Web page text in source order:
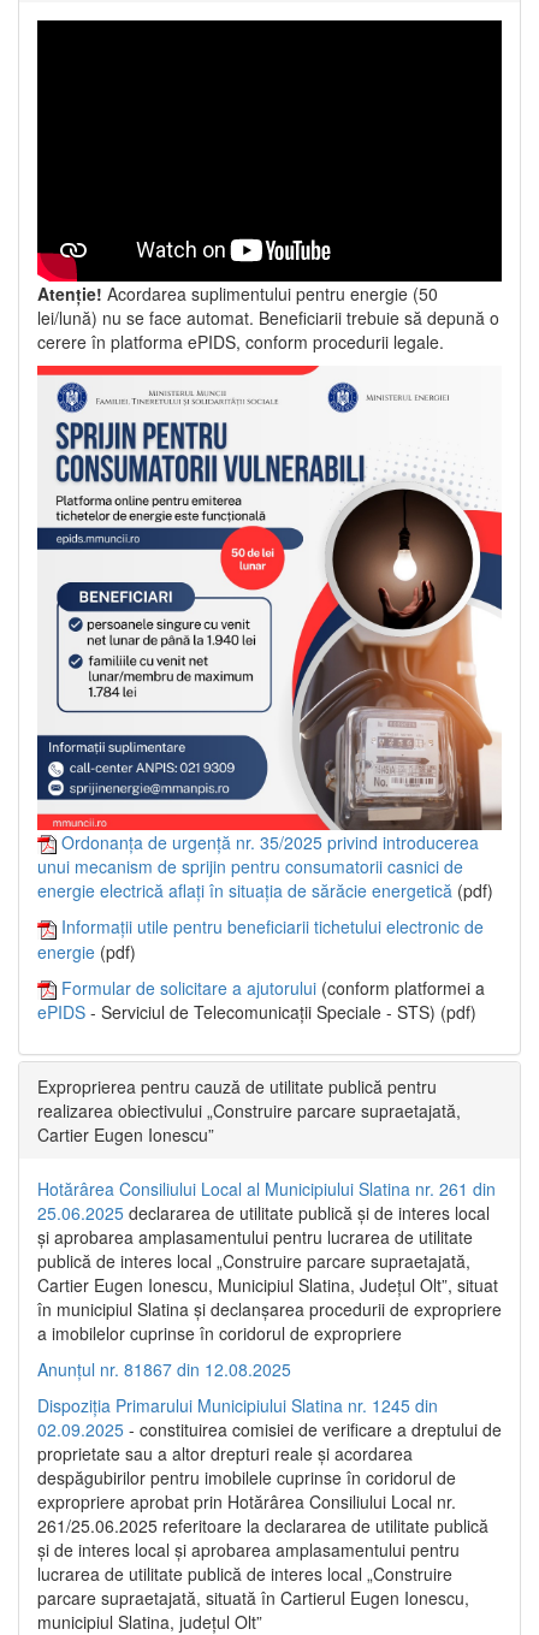
Atenție! Acordarea suplimentului pentru energie (50
lei/lună) nu se face automat. Beneficiarii trebuie să depună o
cerere în platforma ePIDS, conform procedurii legale.
Ordonanța de urgență nr. 35/2025 privind introducerea
unui mecanism de sprijin pentru consumatorii casnici de
energie electrică aflați în situația de sărăcie energetică (pdf)
Informații utile pentru beneficiarii tichetului electronic de
energie (pdf)
Formular de solicitare a ajutorului (conform platformei a
ePIDS - Serviciul de Telecomunicații Speciale - STS) (pdf)
Exproprierea pentru cauză de utilitate publică pentru
realizarea obiectivului „Construire parcare supraetajată,
Cartier Eugen Ionescu”
Hotărârea Consiliului Local al Municipiului Slatina nr. 261 din
25.06.2025 declararea de utilitate publică și de interes local
și aprobarea amplasamentului pentru lucrarea de utilitate
publică de interes local „Construire parcare supraetajată,
Cartier Eugen Ionescu, Municipiul Slatina, Județul Olt”, situat
în municipiul Slatina și declanșarea procedurii de expropriere
a imobilelor cuprinse în coridorul de expropriere
Anunțul nr. 81867 din 12.08.2025
Dispoziția Primarului Municipiului Slatina nr. 1245 din
02.09.2025 - constituirea comisiei de verificare a dreptului de
proprietate sau a altor drepturi reale și acordarea
despăgubirilor pentru imobilele cuprinse în coridorul de
expropriere aprobat prin Hotărârea Consiliului Local nr.
261/25.06.2025 referitoare la declararea de utilitate publică
și de interes local și aprobarea amplasamentului pentru
lucrarea de utilitate publică de interes local „Construire
parcare supraetajată, situată în Cartierul Eugen Ionescu,
municipiul Slatina, județul Olt”